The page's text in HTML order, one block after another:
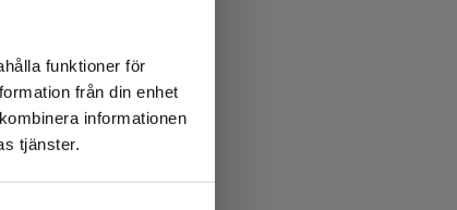
funktioner för
från din enhet
informationen
tjänster.